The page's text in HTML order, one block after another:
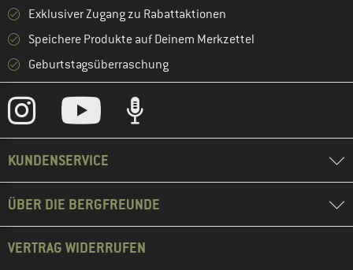
Exklusiver Zugang zu Rabattaktionen
Speichere Produkte auf Deinem Merkzettel
Geburtstagsüberraschung
KUNDENSERVICE
ÜBER DIE BERGFREUNDE
VERTRAG WIDERRUFEN